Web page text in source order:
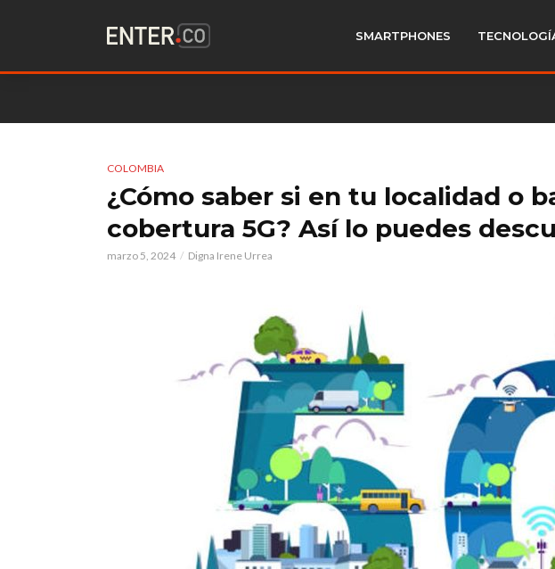
SMARTPHONES
COLOMBIA
¿Cómo saber si en tu localidad o
cobertura 5G? Así lo puedes
marzo 5, 2024 Digna Irene Urrea